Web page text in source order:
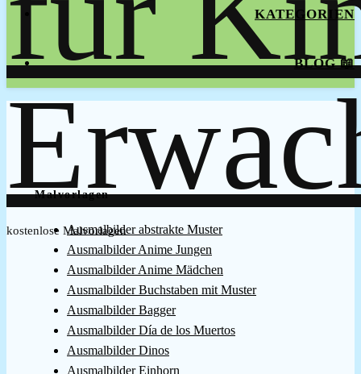
kostenlose Malvorlagen
KATEGORIEN
BLOG 📖
Malvorlagen
Ausmalbilder abstrakte Muster
Ausmalbilder Anime Jungen
Ausmalbilder Anime Mädchen
Ausmalbilder Buchstaben mit Muster
Ausmalbilder Bagger
Ausmalbilder Día de los Muertos
Ausmalbilder Dinos
Ausmalbilder Einhorn